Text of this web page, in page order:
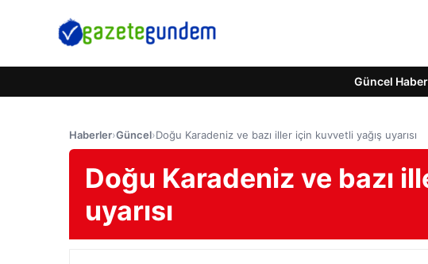
Güncel
Haberler›Güncel›Doğu Karadeniz ve bazı iller için kuvvetli yağış uyarısı
Doğu Karadeniz ve bazı
uyarısı